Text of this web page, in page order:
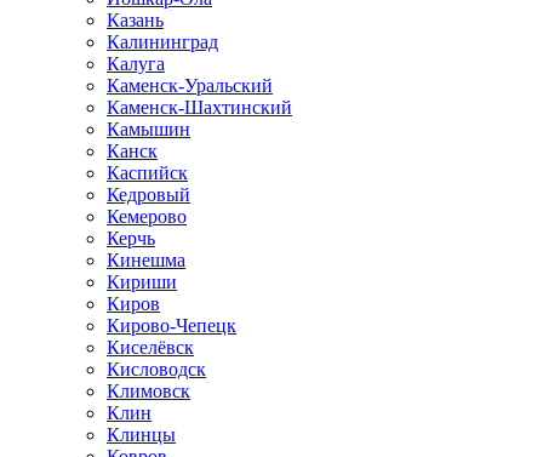
Казань
Калининград
Калуга
Каменск-Уральский
Каменск-Шахтинский
Камышин
Канск
Каспийск
Кедровый
Кемерово
Керчь
Кинешма
Кириши
Киров
Кирово-Чепецк
Киселёвск
Кисловодск
Климовск
Клин
Клинцы